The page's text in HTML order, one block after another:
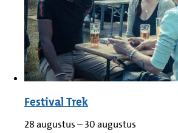
Festival Trek
28 augustus–30 augustus